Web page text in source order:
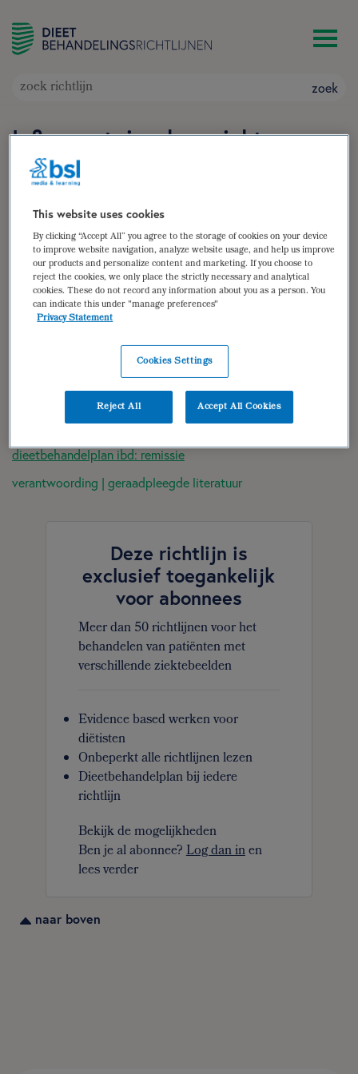
zoek
Inflammatoire darmziekten
(Inflammatory Bowel Disease,
IBD)
Doelgroep: Volwassenen met de ziekte van Crohn
of colitis ulcerosa
Auteur(s):Corine Helfrich,Anne van Dijk,dr. ir. Nicolette
Wierdsma
diëtistische gegevens
dieetbehandelplan ibd: exacerbatie
dieetbehandelplan ibd: remissie
verantwoording | geraadpleegde literatuur
Deze richtlijn is
exclusief toegankelijk
voor abonnees
Meer dan 50 richtlijnen voor het
behandelen van patiënten met
verschillende ziektebeelden
Evidence based werken voor
diëtisten
Onbeperkt alle richtlijnen lezen
Dieetbehandelplan bij iedere
richtlijn
Bekijk de mogelijkheden
Ben je al abonnee?Log dan inen
lees verder
naar boven
This website uses cookies
By clicking “Accept All” you agree to the storage of cookies on your device
to improve website navigation, analyze website usage, and help us improve
our products and personalize content and marketing. If you choose to
reject the cookies, we only place the strictly necessary and analytical
cookies. These do not record any information about you as a person. You
can indicate this under "manage preferences"
Privacy Statement
Cookies Settings
Reject All Accept All Cookies